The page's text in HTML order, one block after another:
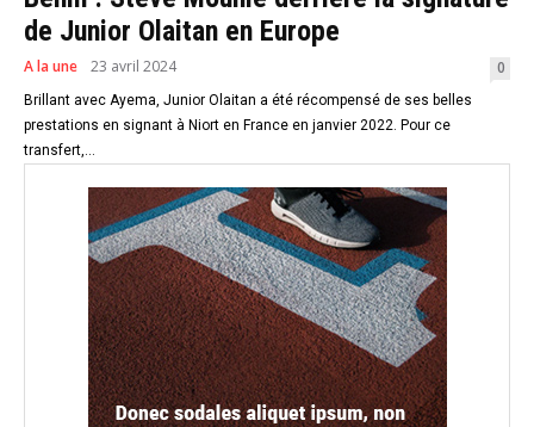
de Junior Olaitan en Europe
A la une 23 avril 2024 0
Brillant avec Ayema, Junior Olaitan a été récompensé de ses belles
prestations en signant à Niort en France en janvier 2022. Pour ce
transfert,...